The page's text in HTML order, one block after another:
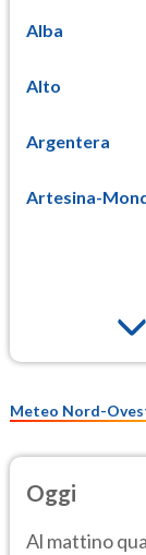
Alba
Alto
Argentera
Artesina-
Meteo Nord-
Oggi
Al mattino